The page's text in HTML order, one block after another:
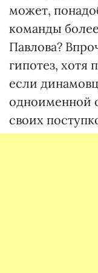
может,
команды
Павлова?
гипотез, хотя
если
одноименной
своих